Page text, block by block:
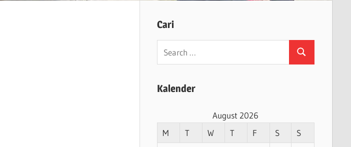
Cari
Search
Kalender
August 2026
M
T W T F S
S